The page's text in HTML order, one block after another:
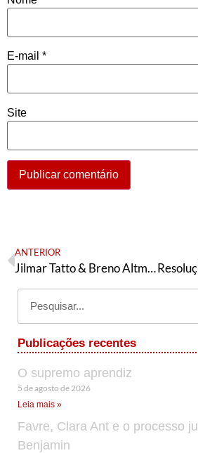
E-mail *
Site
ANTERIOR
Jilmar Tatto & Breno Altman: aqui se faz, aqui se paga
Publicações recentes
O supremo aprendiz
5 de agosto de 2026
Leia mais »
Favre, Clara Ant e o processo
Benjamin